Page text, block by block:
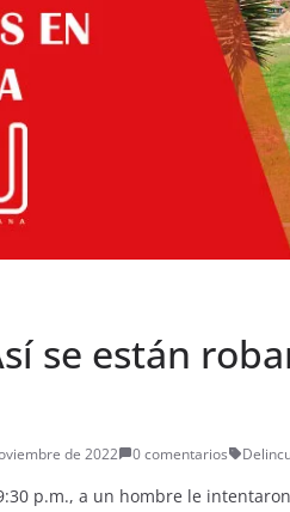
se están
de 2022 0 comentarios
p.m., a un hombre le